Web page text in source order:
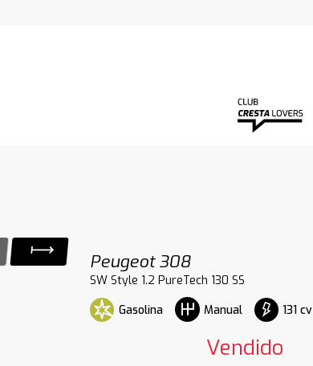
Peugeot 308
SW Style 1.2 PureTech 130 SS
Gasolina
Manual 131 cv
Vendido